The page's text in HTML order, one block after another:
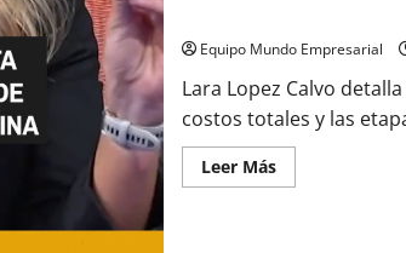
Equipo Mundo Empresarial
Lara Lopez Calvo
costos totales y las
Leer MásLeer
más